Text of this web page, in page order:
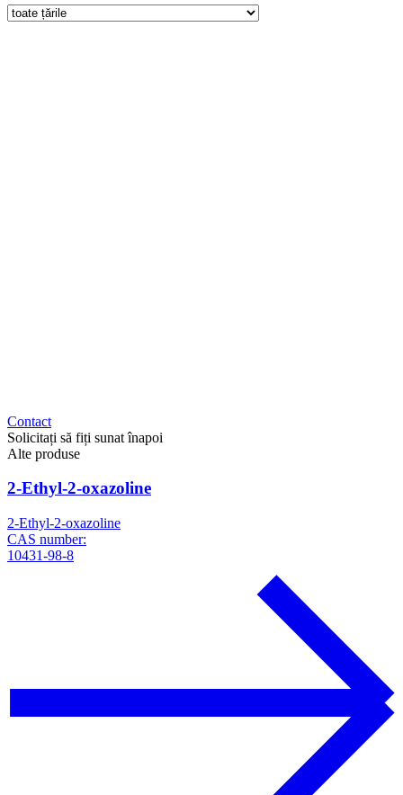
Contact
Solicitați să fiți sunat înapoi
Alte produse
2-Ethyl-2-oxazoline
2-Ethyl-2-oxazoline
CAS number:
10431-98-8